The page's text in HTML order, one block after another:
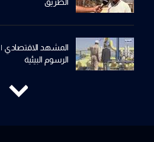
المشهد الاقتصادي |
الرسوم البيئية